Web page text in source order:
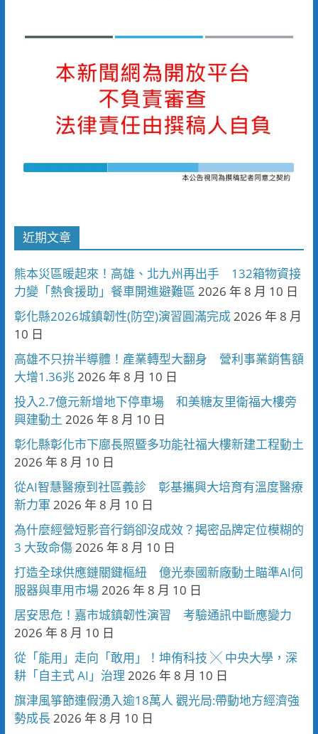
近期文章
熊本災區暖起來！高雄、北九州再出手 132箱物資接
力變「熱食援助」餐車開進避難區 2026 年 8 月 10 日
彰化縣2026城鎮韌性(防空)演習圓滿完成2026 年 8 月
10 日
高雄不只拚半導體！產業轉型大翻身 營利事業銷售額
大增1.36兆2026 年 8 月 10 日
投入2.7億元新增地下停車場 和美糖友里衛福大樓旁
興建動土 2026 年 8 月 10 日
彰化縣彰化市下廍長照暨多功能社福大樓新建工程動土
2026 年 8 月 10 日
從AI智慧醫療到社區義診 彰基攜興大培育有溫度醫療
新力軍 2026 年 8 月 10 日
為什麼經營短影音行銷卻沒成效？揭密品牌定位模糊的
3 大致命傷2026 年 8 月 10 日
打造全球供應鏈關鍵樞紐 億光泰國新廠動土瞄準AI伺
服器與車用市場2026 年 8 月 10 日
居安思危！嘉市城鎮韌性演習 考驗通訊中斷應變力
2026 年 8 月 10 日
從「能用」走向「敢用」！坤侑科技 ╳ 中央大學，深
耕「自主式 AI」治理 2026 年 8 月 10 日
旗津風箏節連假湧入逾18萬人 觀光局:帶動地方經濟強
勢成長 2026 年 8 月 10 日